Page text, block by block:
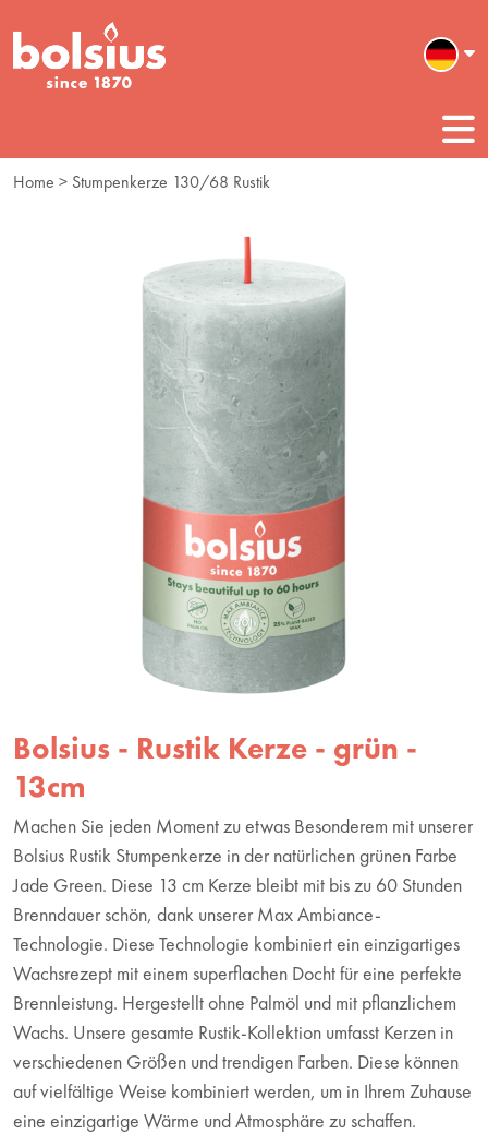
Home > Stumpenkerze 130/68 Rustik
Bolsius - Rustik Kerze - grün -
13cm
Machen Sie jeden Moment zu etwas Besonderem mit unserer
Bolsius Rustik Stumpenkerze in der natürlichen grünen Farbe
Jade Green. Diese 13 cm Kerze bleibt mit bis zu 60 Stunden
Brenndauer schön, dank unserer Max Ambiance-
Technologie. Diese Technologie kombiniert ein einzigartiges
Wachsrezept mit einem superflachen Docht für eine perfekte
Brennleistung. Hergestellt ohne Palmöl und mit pflanzlichem
Wachs. Unsere gesamte Rustik-Kollektion umfasst Kerzen in
verschiedenen Größen und trendigen Farben. Diese können
auf vielfältige Weise kombiniert werden, um in Ihrem Zuhause
eine einzigartige Wärme und Atmosphäre zu schaffen.